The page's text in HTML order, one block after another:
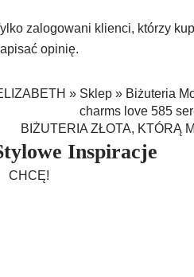
zalogowani klienci, którzy
opinię.
» Sklep » Biżuteria
charms love 585
BIŻUTERIA ZŁOTA, KTÓRĄ
Inspiracje
CHCĘ!